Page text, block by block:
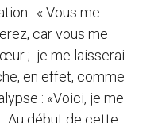
: « Vous me
car vous me
; je me laisserai
en effet, comme
: «Voici, je me
Au début de cette